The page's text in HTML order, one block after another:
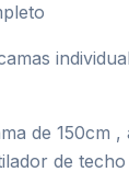
de 150cm ,
de techo